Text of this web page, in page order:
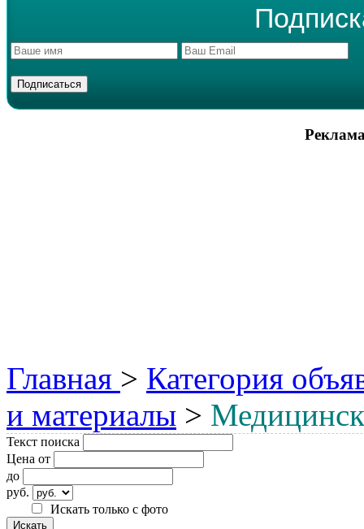
Главная > Категория
и материалы >
Текст поиска
Цена от
до
руб.
Искать только с фото